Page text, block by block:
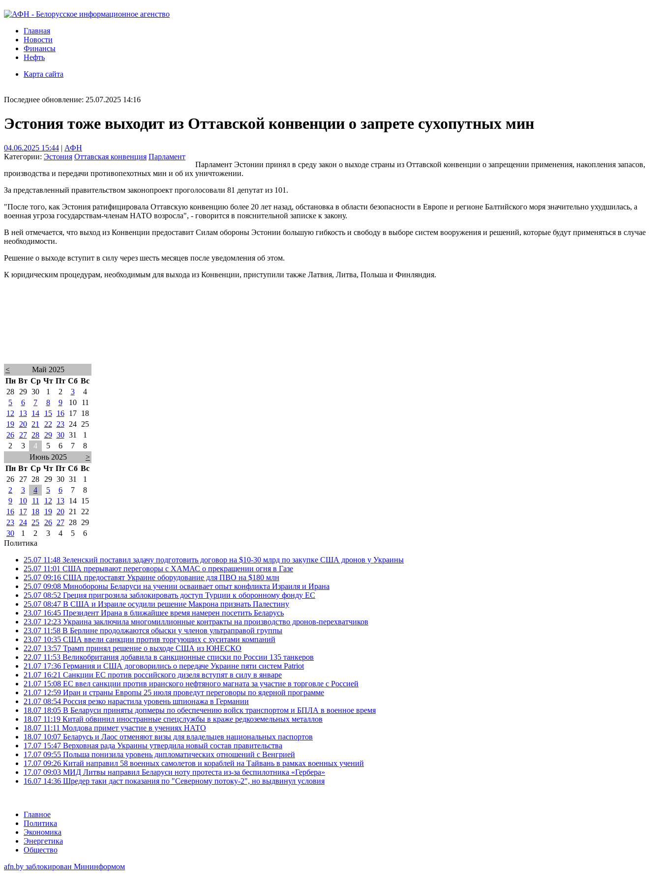
Главная
Новости
Финансы
Нефть
Карта сайта
Последнее обновление: 25.07.2025 14:16
Эстония тоже выходит из Оттавской конвенции о запрете сухопутных мин
04.06.2025 15:44 | АФН
Категории: Эстония Оттавская конвенция Парламент
Парламент Эстонии принял в среду закон о выходе страны из Оттавской конвенции о запрещении применения, накопления запасов,
производства и передачи противопехотных мин и об их уничтожении.
За представленный правительством законопроект проголосовали 81 депутат из 101.
"После того, как Эстония ратифицировала Оттавскую конвенцию более 20 лет назад, обстановка в области безопасности в Европе и регионе Балтийского моря значительно ухудшилась, а
военная угроза государствам-членам НАТО возросла", - говорится в пояснительной записке к закону.
В ней отмечается, что выход из Конвенции предоставит Силам обороны Эстонии большую гибкость и свободу в выборе систем вооружения и решений, которые будут применяться в случае
необходимости.
Решение о выходе вступит в силу через шесть месяцев после уведомления об этом.
К юридическим процедурам, необходимым для выхода из Конвенции, приступили также Латвия, Литва, Польша и Финляндия.
<
Май 2025
Пн Вт Ср Чт Пт Сб Вс
28
29 30 1 2 3
4
5
6 7 8 9 10
11
12
13 14 15 16 17
18
19
20 21 22 23 24
25
26
27 28 29 30 31
1
2
3 4 5 6 7
8
Июнь 2025
>
Пн Вт Ср Чт Пт Сб Вс
26
27 28 29 30 31
1
2
3 4 5 6 7
8
9
10 11 12 13 14
15
16
17 18 19 20 21
22
23
24 25 26 27 28
29
30
1 2 3 4 5
6
Политика
25.07 11:48 Зеленский поставил задачу подготовить договор на $10-30 млрд по закупке США дронов у Украины
25.07 11:01 США прерывают переговоры с ХАМАС о прекращении огня в Газе
25.07 09:16 США предоставят Украине оборудование для ПВО на $180 млн
25.07 09:08 Минобороны Беларуси на учении осваивает опыт конфликта Израиля и Ирана
25.07 08:52 Греция пригрозила заблокировать доступ Турции к оборонному фонду ЕС
25.07 08:47 В США и Израиле осудили решение Макрона признать Палестину
23.07 16:45 Президент Ирана в ближайшее время намерен посетить Беларусь
23.07 12:23 Украина заключила многомиллионные контракты на производство дронов-перехватчиков
23.07 11:58 В Берлине продолжаются обыски у членов ультраправой группы
23.07 10:35 США ввели санкции против торгующих с хуситами компаний
22.07 13:57 Трамп принял решение о выходе США из ЮНЕСКО
22.07 11:53 Великобритания добавила в санкционные списки по России 135 танкеров
21.07 17:36 Германия и США договорились о передаче Украине пяти систем Patriot
21.07 16:21 Санкции ЕС против российского дизеля вступят в силу в январе
21.07 15:08 ЕС ввел санкции против иранского нефтяного магната за участие в торговле с Россией
21.07 12:59 Иран и страны Европы 25 июля проведут переговоры по ядерной программе
21.07 08:54 Россия резко нарастила уровень шпионажа в Германии
18.07 18:05 В Беларуси приняты допмеры по обеспечению войск транспортом и БПЛА в военное время
18.07 11:19 Китай обвинил иностранные спецслужбы в краже редкоземельных металлов
18.07 11:11 Молдова примет участие в учениях НАТО
18.07 10:07 Беларусь и Лаос отменяют визы для владельцев национальных паспортов
17.07 15:47 Верховная рада Украины утвердила новый состав правительства
17.07 09:55 Польша понизила уровень дипломатических отношений с Венгрией
17.07 09:26 Китай направил 58 военных самолетов и кораблей на Тайвань в рамках военных учений
17.07 09:03 МИД Литвы направил Беларуси ноту протеста из-за беспилотника «Гербера»
16.07 14:36 Шредер таки даст показания по "Северному потоку-2", но выдвинул условия
Главное
Политика
Экономика
Энергетика
Общество
afn.by заблокирован Мининформом